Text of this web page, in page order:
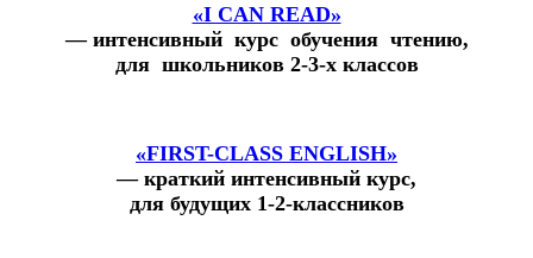
«I CAN READ»
— интенсивный курс обучения чтению,
для школьников 2-3-х классов
«FIRST-CLASS ENGLISH»
— краткий интенсивный курс,
для будущих 1-2-классников